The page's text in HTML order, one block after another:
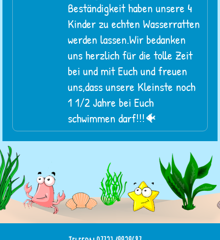
Beständigkeit haben unsere 4
Kinder zu echten Wasserratten
werden lassen.Wir bedanken
uns herzlich für die tolle Zeit
bei und mit Euch und freuen
uns,dass unsere Kleinste noch
1 1/2 Jahre bei Euch
schwimmen darf!!!🐠